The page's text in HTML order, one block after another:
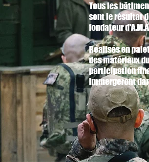
Tous les
sont le résultat
fondateur d'A.M.A
Réalisés en
des matériaux
participation
immergeront